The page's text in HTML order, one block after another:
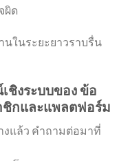
ผิด
นในระยะยาวราบรื่น
ชิงระบบของ ข้อ
ชิกและแพลตฟอร์ม
งแล้ว คำถามต่อมาที่